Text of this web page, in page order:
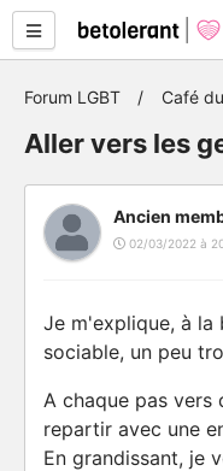
Forum LGBT Café
Aller vers les
Ancien
02/03/2022 à
Je m'explique, à la
sociable, un peu
A chaque pas vers
repartir avec une
En grandissant, je